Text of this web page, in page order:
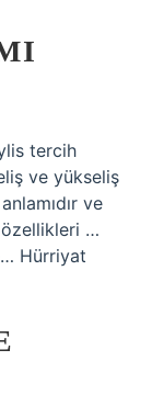
tercih
ve yükseliş
ve
özellikleri …
Hürriyat